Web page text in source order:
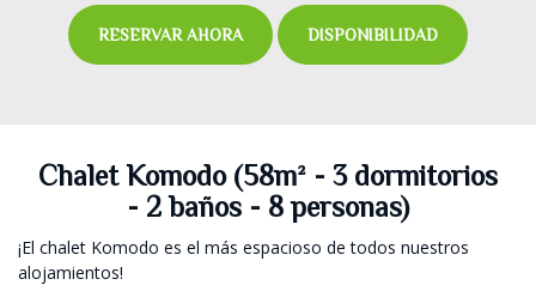
RESERVAR AHORA DISPONIBILIDAD
Chalet Komodo (58m² - 3 dormitorios
- 2 baños - 8 personas)
¡El chalet Komodo es el más espacioso de todos nuestros
alojamientos!